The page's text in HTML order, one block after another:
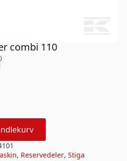
combi 110
, Reservedeler, Stiga